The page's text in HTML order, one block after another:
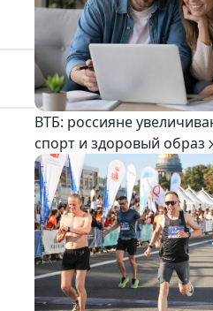
ВТБ: россияне
спорт и здоровый образ